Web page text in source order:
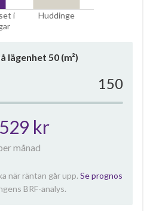
i
Huddinge
lägenhet 50 (m²)
150
kr
månad
när räntan går upp. Se prognos
BRF-analys.